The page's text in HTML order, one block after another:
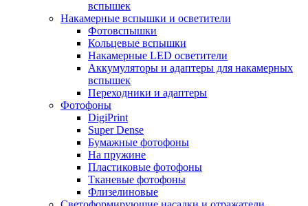
вспышек
Накамерные вспышки и осветители
Фотовспышки
Кольцевые вспышки
Накамерные LED осветители
Аккумуляторы и адаптеры для накамерных
вспышек
Переходники и адаптеры
Фотофоны
DigiPrint
Super Dense
Бумажные фотофоны
На пружине
Пластиковые фотофоны
Тканевые фотофоны
Флизелиновые